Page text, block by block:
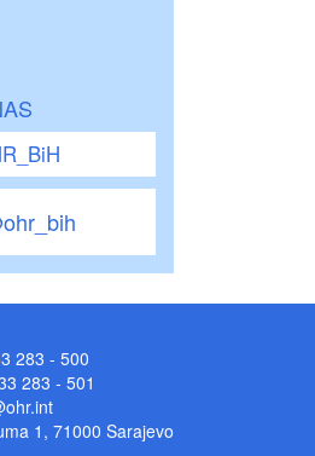
283 - 500
283 - 501
1, 71000 Sarajevo